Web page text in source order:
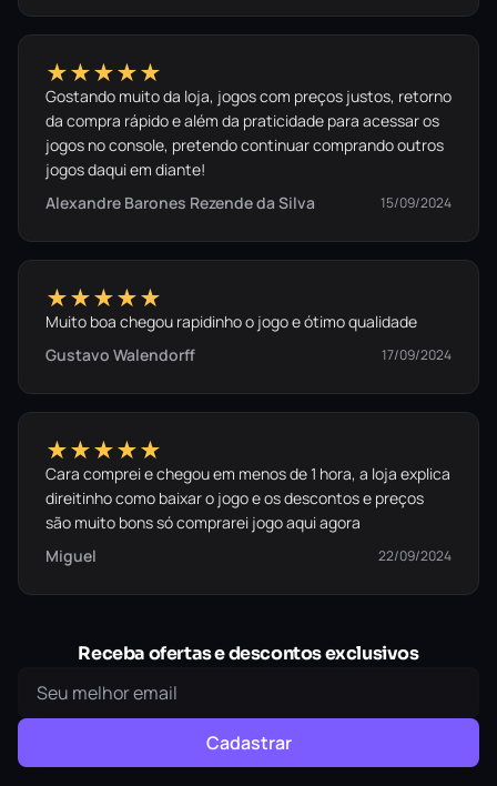
★★★★★
Gostando muito da loja, jogos com preços justos, retorno
da compra rápido e além da praticidade para acessar os
jogos no console, pretendo continuar comprando outros
jogos daqui em diante!
Alexandre Barones Rezende da Silva
15/09/2024
★★★★★
Muito boa chegou rapidinho o jogo e ótimo qualidade
Gustavo Walendorff
17/09/2024
★★★★★
Cara comprei e chegou em menos de 1 hora, a loja explica
direitinho como baixar o jogo e os descontos e preços
são muito bons só comprarei jogo aqui agora
Miguel
22/09/2024
Receba ofertas e descontos exclusivos
Cadastrar